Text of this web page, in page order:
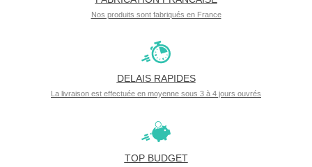
Nos produits sont fabriqués en France
DELAIS RAPIDES
La livraison est effectuée en moyenne sous 3 à 4 jours ouvrés
TOP BUDGET